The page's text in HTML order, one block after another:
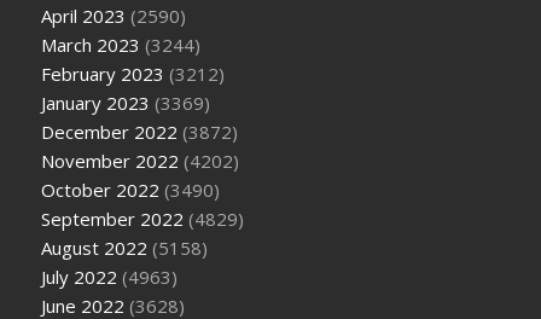
April 2023 (2590)
March 2023 (3244)
February 2023 (3212)
January 2023 (3369)
December 2022 (3872)
November 2022 (4202)
October 2022 (3490)
September 2022 (4829)
August 2022 (5158)
July 2022 (4963)
June 2022 (3628)